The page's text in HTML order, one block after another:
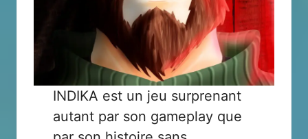
INDIKA est un jeu surprenant
autant par son gameplay que